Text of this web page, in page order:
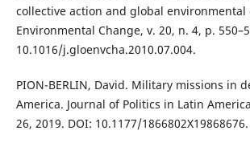
collective action and global environmental
Environmental Change, v. 20, n. 4, p.
10.1016/j.gloenvcha.2010.07.004.
PION-BERLIN, David. Military missions in
America. Journal of Politics in Latin
26, 2019. DOI: 10.1177/1866802X19868676.